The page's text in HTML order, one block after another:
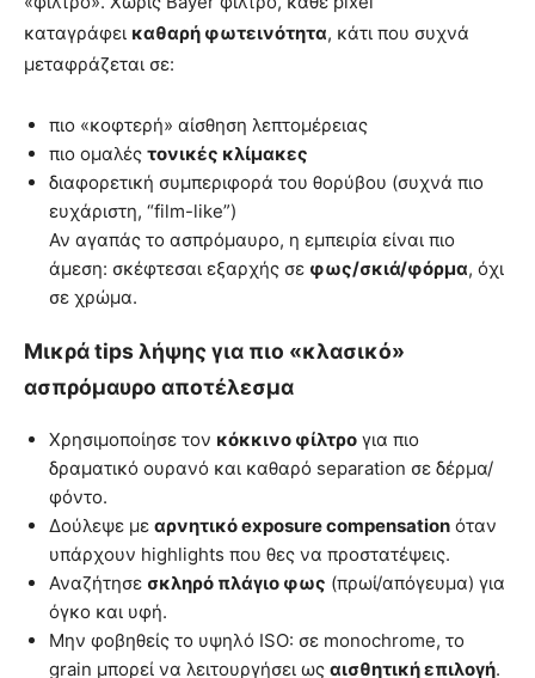
καταγράφει καθαρή φωτεινότητα, κάτι που συχνά
μεταφράζεται σε:
πιο «κοφτερή» αίσθηση λεπτομέρειας
πιο ομαλές τονικές κλίμακες
διαφορετική συμπεριφορά του θορύβου (συχνά πιο
ευχάριστη, “film-like”)
Αν αγαπάς το ασπρόμαυρο, η εμπειρία είναι πιο
άμεση: σκέφτεσαι εξαρχής σε φως/σκιά/φόρμα, όχι
σε χρώμα.
Μικρά tips λήψης για πιο «κλασικό»
ασπρόμαυρο αποτέλεσμα
Χρησιμοποίησε τον κόκκινο φίλτρο για πιο
δραματικό ουρανό και καθαρό separation σε δέρμα/
φόντο.
Δούλεψε με αρνητικό exposure compensation όταν
υπάρχουν highlights που θες να προστατέψεις.
Αναζήτησε σκληρό πλάγιο φως (πρωί/απόγευμα) για
όγκο και υφή.
Μην φοβηθείς το υψηλό ISO: σε monochrome, το
grain μπορεί να λειτουργήσει ως αισθητική επιλογή.